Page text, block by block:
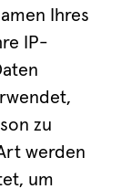
Ihres
IP-
zu
werden
um